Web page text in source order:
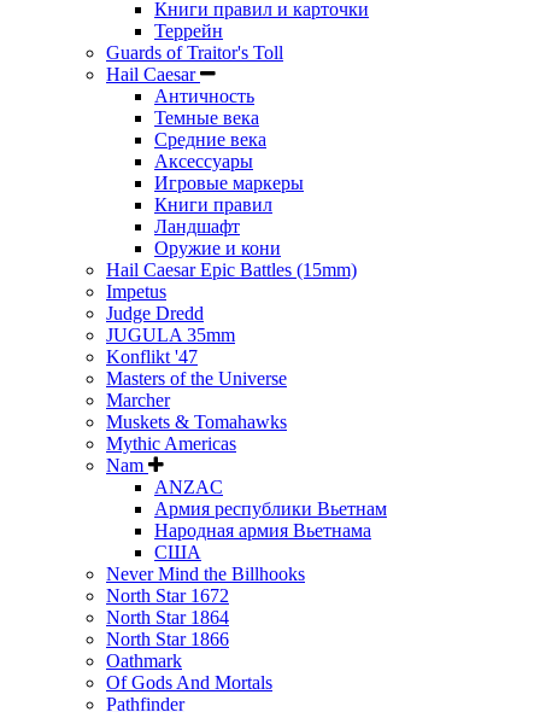
Книги правил и карточки
Террейн
Guards of Traitor's Toll
Hail Caesar
Античность
Темные века
Средние века
Аксессуары
Игровые маркеры
Книги правил
Ландшафт
Оружие и кони
Hail Caesar Epic Battles (15mm)
Impetus
Judge Dredd
JUGULA 35mm
Konflikt '47
Masters of the Universe
Marcher
Muskets & Tomahawks
Mythic Americas
Nam
ANZAC
Армия республики Вьетнам
Народная армия Вьетнама
США
Never Mind the Billhooks
North Star 1672
North Star 1864
North Star 1866
Oathmark
Of Gods And Mortals
Pathfinder